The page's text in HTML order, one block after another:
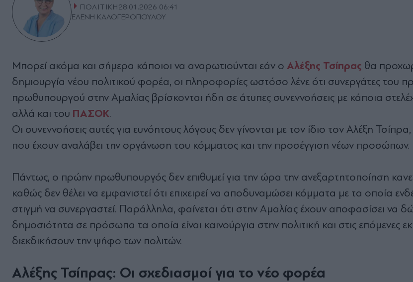
ΠΟΛΙΤΙΚΗ28.01.2026 06:41
ΕΛΕΝΗ ΚΑΛΟΓΕΡΟΠΟΥΛΟΥ
Μπορεί ακόμα και σήμερα κάποιοι να αναρωτιούνται εάν ο Αλέξης Τσίπρας θα
δημιουργία νέου πολιτικού φορέα, οι πληροφορίες ωστόσο λένε ότι συνεργάτες του
πρωθυπουργού στην Αμαλίας βρίσκονται ήδη σε άτυπες συνεννοήσεις με κάποια
αλλά και του ΠΑΣΟΚ.
Οι συνεννοήσεις αυτές για ευνόητους λόγους δεν γίνονται με τον ίδιο τον Αλέξη
που έχουν αναλάβει την οργάνωση του κόμματος και την προσέγγιση νέων προσώπων.
Πάντως, ο πρώην πρωθυπουργός δεν επιθυμεί για την ώρα την ανεξαρτητοποίηση
καθώς δεν θέλει να εμφανιστεί ότι επιχειρεί να αποδυναμώσει κόμματα με τα οποία
στιγμή να συνεργαστεί. Παράλληλα, φαίνεται ότι στην Αμαλίας έχουν αποφασίσει να
δημοσιότητα σε πρόσωπα τα οποία είναι καινούργια στην πολιτική και στις επόμενες
διεκδικήσουν την ψήφο των πολιτών.
Αλέξης Τσίπρας: Οι σχεδιασμοί για το νέο φορέα